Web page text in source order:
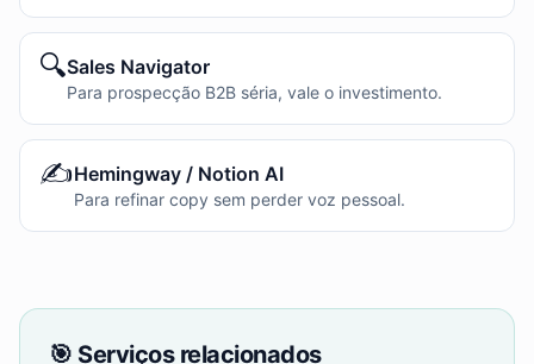
🔍Sales Navigator
Para prospecção B2B séria, vale o investimento.
✍️Hemingway / Notion AI
Para refinar copy sem perder voz pessoal.
🎯 Serviços relacionados